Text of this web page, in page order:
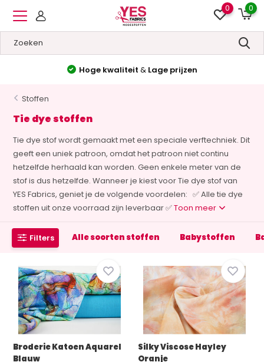
0 0
Hoge kwaliteit & Lage prijzen
Stoffen
Tie dye stoffen
Tie dye stof wordt gemaakt met een speciale verftechniek. Dit
geeft een uniek patroon, omdat het patroon niet continu
hetzelfde herhaald kan worden. Geen enkele meter van de
stof is dus hetzelfde. Wanneer je kiest voor Tie dye stof van
YES Fabrics, geniet je de volgende voordelen: ✅ Alle tie dye
stoffen uit onze voorraad zijn leverbaar ✅Toon meer
Filters Alle soorten stoffen Babystoffen
Broderie Katoen Aquarel
Blauw
Silky Viscose Hayley
Oranje